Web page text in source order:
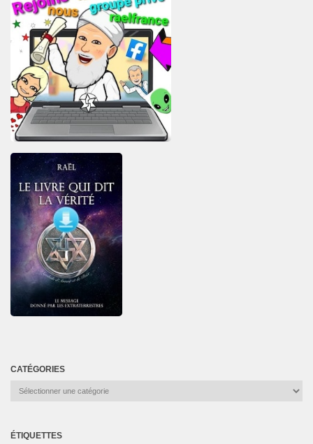
CATÉGORIES
Catégories
ÉTIQUETTES